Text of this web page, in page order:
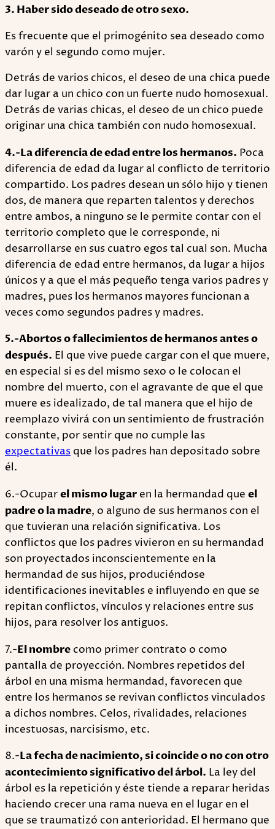
3. Haber sido deseado de otro sexo.
Es frecuente que el primogénito sea deseado como
varón y el segundo como mujer.
Detrás de varios chicos, el deseo de una chica puede
dar lugar a un chico con un fuerte nudo homosexual.
Detrás de varias chicas, el deseo de un chico puede
originar una chica también con nudo homosexual.
4.-La diferencia de edad entre los hermanos. Poca
diferencia de edad da lugar al conflicto de territorio
compartido. Los padres desean un sólo hijo y tienen
dos, de manera que reparten talentos y derechos
entre ambos, a ninguno se le permite contar con el
territorio completo que le corresponde, ni
desarrollarse en sus cuatro egos tal cual son. Mucha
diferencia de edad entre hermanos, da lugar a hijos
únicos y a que el más pequeño tenga varios padres y
madres, pues los hermanos mayores funcionan a
veces como segundos padres y madres.
5.-Abortos o fallecimientos de hermanos antes o
después. El que vive puede cargar con el que muere,
en especial si es del mismo sexo o le colocan el
nombre del muerto, con el agravante de que el que
muere es idealizado, de tal manera que el hijo de
reemplazo vivirá con un sentimiento de frustración
constante, por sentir que no cumple las
expectativas que los padres han depositado sobre
él.
6.-Ocuparel mismo lugar en la hermandad que el
padre o la madre, o alguno de sus hermanos con el
que tuvieran una relación significativa. Los
conflictos que los padres vivieron en su hermandad
son proyectados inconscientemente en la
hermandad de sus hijos, produciéndose
identificaciones inevitables e influyendo en que se
repitan conflictos, vínculos y relaciones entre sus
hijos, para resolver los antiguos.
7.-El nombre como primer contrato o como
pantalla de proyección. Nombres repetidos del
árbol en una misma hermandad, favorecen que
entre los hermanos se revivan conflictos vinculados
a dichos nombres. Celos, rivalidades, relaciones
incestuosas, narcisismo, etc.
8.-La fecha de nacimiento, si coincide o no con otro
acontecimiento significativo del árbol. La ley del
árbol es la repetición y éste tiende a reparar heridas
haciendo crecer una rama nueva en el lugar en el
que se traumatizó con anterioridad. El hermano que